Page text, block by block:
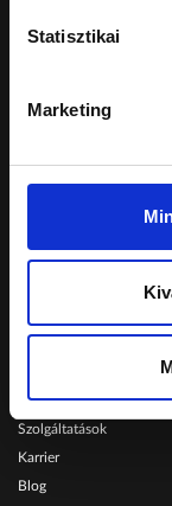
Statisztikai
Marketing
Konkrét,
márkakereskedéseinkhez.
Schiller Autó
Szerviz
Szolgáltatások
Karrier
Blog